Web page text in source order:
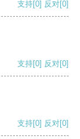
支持[0] 反对[0]
支持[0] 反对[0]
支持[0] 反对[0]